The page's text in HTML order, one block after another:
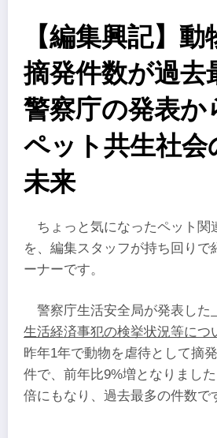
【編集興記】
摘発件数が過去
警察庁の発表か
ペット共生社会
未来
ちょっと気になったペット関
を、編集スタッフが持ち回りで
ーナーです。
警察庁生活安全局が発表した
生活経済事犯の検挙状況等につ
昨年1年で動物を虐待として摘
件で、前年比9%増となりまし
倍にもなり、過去最多の件数で